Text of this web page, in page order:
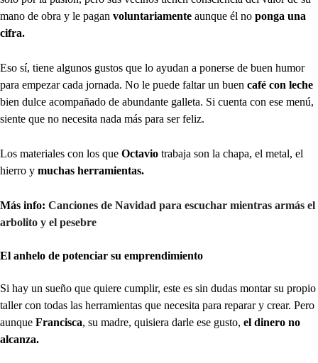
mano de obra y le pagan voluntariamente aunque él no ponga una
cifra.
Eso sí, tiene algunos gustos que lo ayudan a ponerse de buen humor
para empezar cada jornada. No le puede faltar un buen café con leche
bien dulce acompañado de abundante galleta. Si cuenta con ese menú,
siente que no necesita nada más para ser feliz.
Los materiales con los que Octavio trabaja son la chapa, el metal, el
hierro y muchas herramientas.
Más info: Canciones de Navidad para escuchar mientras armás el
arbolito y el pesebre
El anhelo de potenciar su emprendimiento
Si hay un sueño que quiere cumplir, este es sin dudas montar su propio
taller con todas las herramientas que necesita para reparar y crear. Pero
aunque Francisca, su madre, quisiera darle ese gusto, el dinero no
alcanza.